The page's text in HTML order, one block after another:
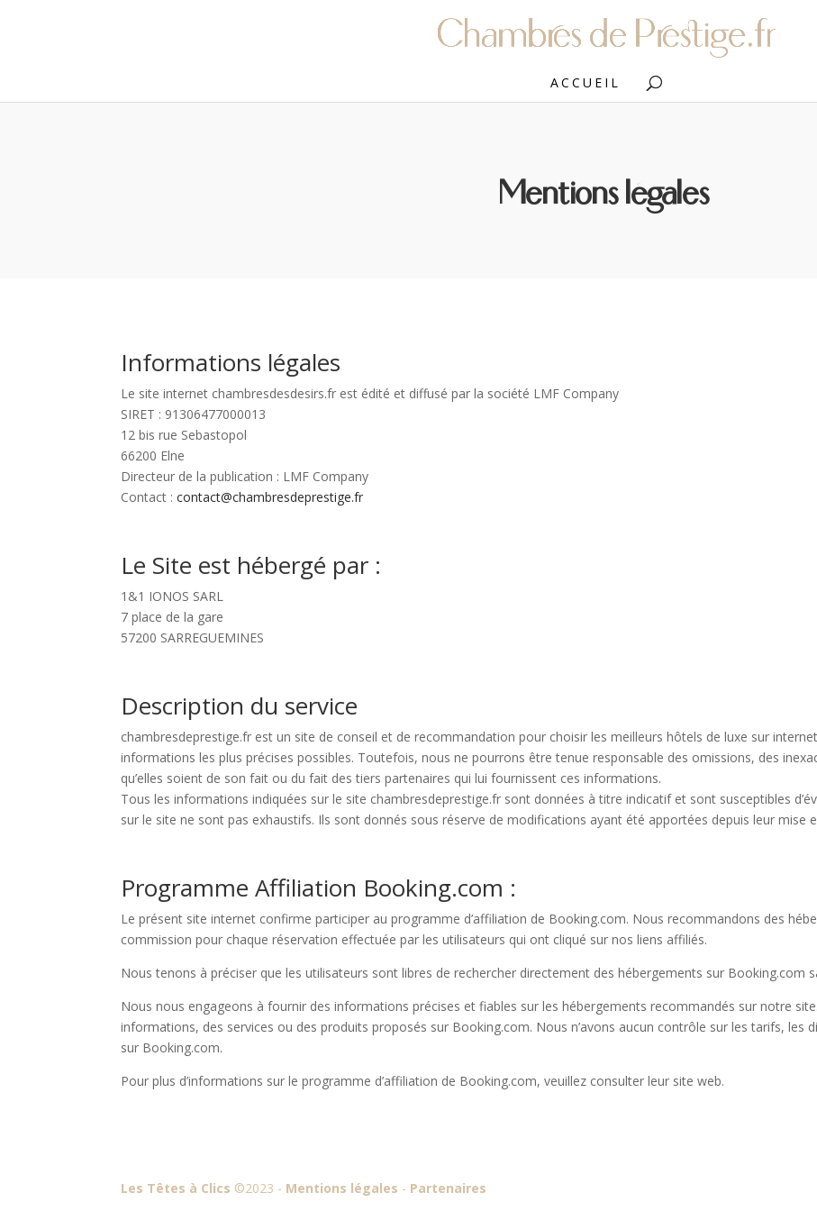
ACCUEIL
Mentions légales
Informations légales
Le site internet chambresdesdesirs.fr est édité et diffusé par la société LMF Company
SIRET : 91306477000013
12 bis rue Sebastopol
66200 Elne
Directeur de la publication : LMF Company
Contact :contact@chambresdeprestige.fr
Le Site est hébergé par :
1&1 IONOS SARL
7 place de la gare
57200 SARREGUEMINES
Description du service
chambresdeprestige.fr est un site de conseil et de recommandation pour choisir les meilleurs hôtels de luxe sur
informations les plus précises possibles. Toutefois, nous ne pourrons être tenue responsable des omissions, des
qu’elles soient de son fait ou du fait des tiers partenaires qui lui fournissent ces informations.
Tous les informations indiquées sur le site chambresdeprestige.fr sont données à titre indicatif et sont susceptibles
sur le site ne sont pas exhaustifs. Ils sont donnés sous réserve de modifications ayant été apportées depuis leur mise
Programme Affiliation Booking.com :
Le présent site internet confirme participer au programme d’affiliation de Booking.com. Nous recommandons des
commission pour chaque réservation effectuée par les utilisateurs qui ont cliqué sur nos liens affiliés.
Nous tenons à préciser que les utilisateurs sont libres de rechercher directement des hébergements sur Booking.com
Nous nous engageons à fournir des informations précises et fiables sur les hébergements recommandés sur notre
informations, des services ou des produits proposés sur Booking.com. Nous n’avons aucun contrôle sur les tarifs, les
sur Booking.com.
Pour plus d’informations sur le programme d’affiliation de Booking.com, veuillez consulter leur site web.
Les Têtes à Clics ©2023 - Mentions légales - Partenaires